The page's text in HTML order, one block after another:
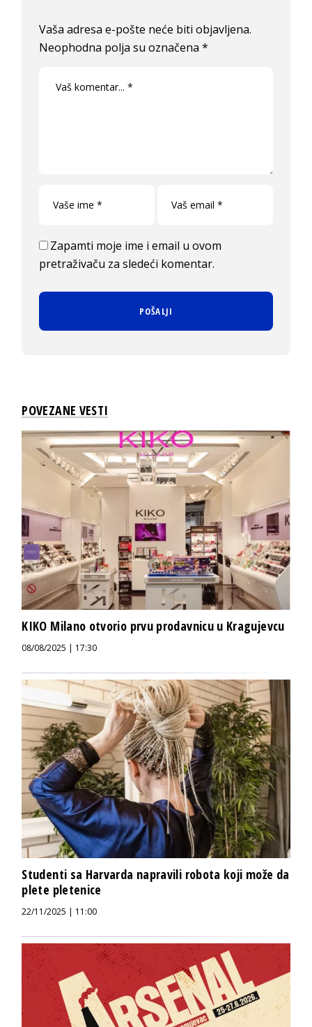
Vaša adresa e-pošte neće biti objavljena.
Neophodna polja su označena*
Zapamti moje ime i email u ovom
pretraživaču za sledeći komentar.
POVEZANE VESTI
KIKO Milano otvorio prvu prodavnicu u Kragujevcu
08/08/2025 | 17:30
Studenti sa Harvarda napravili robota koji može da
plete pletenice
22/11/2025 | 11:00